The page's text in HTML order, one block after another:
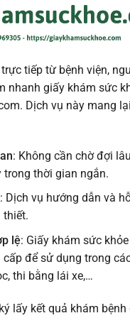
tiếp từ bệnh viện,
nhanh giấy khám sức
Dịch vụ này mang
: Không cần chờ đợi
trong thời gian ngắn.
: Dịch vụ hướng dẫn và
thiết.
lệ: Giấy khám sức
để sử dụng trong
thi bằng lái xe,…
lấy kết quả khám bệnh